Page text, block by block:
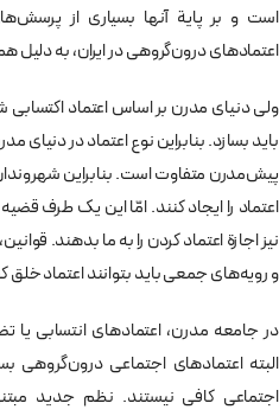
است و بر پایة آنها بسیاری از
اعتمادهای درون‌گروهی در ایران، به دلیل
ولی دنیای مدرن بر اساس اعتماد اکتسابی
باید بسازد. بنابراین نوع اعتماد در دنیای
پیش‌مدرن متفاوت است. بنابراین
اعتماد را ایجاد کنند. امّا این یک طرف
نیز اجازة‌ اعتماد کردن را به ما بدهند.
و رویه‌های جمعی باید بتوانند اعتماد خلق
در جامعه مدرن، اعتمادهای انتسابی یا
البته اعتمادهای اجتماعی درون‌گروهی
اجتماعی کافی نیستند. نظم جدید